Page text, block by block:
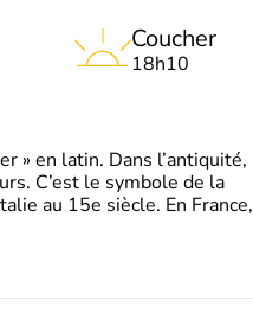
Coucher
18h10
» en latin. Dans l’antiquité,
C’est le symbole de la
au 15e siècle. En France,